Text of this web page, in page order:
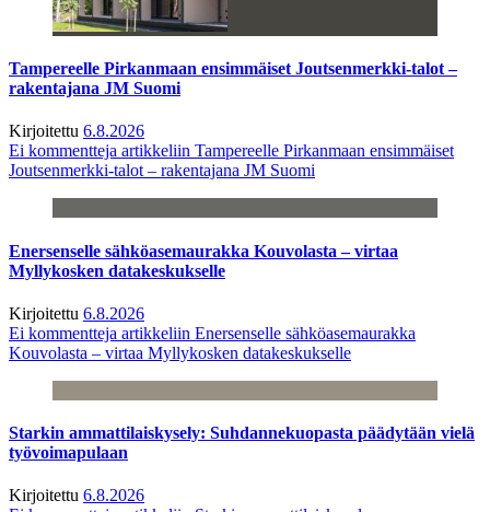
Tampereelle Pirkanmaan ensimmäiset Joutsenmerkki-talot –
rakentajana JM Suomi
Kirjoitettu 6.8.2026
Ei kommentteja artikkeliin Tampereelle Pirkanmaan ensimmäiset
Joutsenmerkki-talot – rakentajana JM Suomi
Enersenselle sähköasemaurakka Kouvolasta – virtaa
Myllykosken datakeskukselle
Kirjoitettu 6.8.2026
Ei kommentteja artikkeliin Enersenselle sähköasemaurakka
Kouvolasta – virtaa Myllykosken datakeskukselle
Starkin ammattilaiskysely: Suhdannekuopasta päädytään vielä
työvoimapulaan
Kirjoitettu 6.8.2026